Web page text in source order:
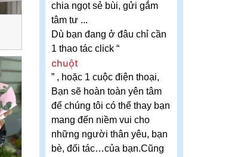
chia ngọt sẻ bùi, gửi gắm
tâm tư ...
Dù bạn đang ở đâu chỉ cần
1 thao tác click “
chuột
” , hoặc 1 cuộc điện thoại,
Bạn sẽ hoàn toàn yên tâm
để chúng tôi có thể thay bạn
mang đến niềm vui cho
những người thân yêu, bạn
bè, đối tác…của bạn.Cũng